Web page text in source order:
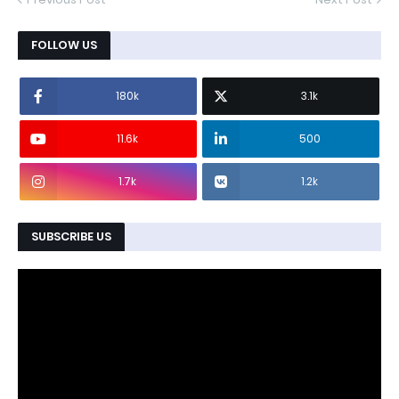
FOLLOW US
180k 3.1k
11.6k 500
1.7k 1.2k
SUBSCRIBE US